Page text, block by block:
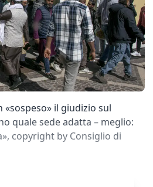
«sospeso» il giudizio sul
quale sede adatta – meglio:
copyright by Consiglio di